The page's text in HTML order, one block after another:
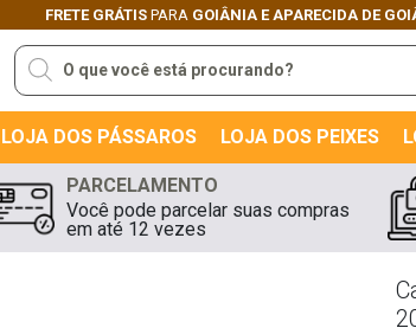
FRETE GRÁTIS PARA GOIÂNIA E APARECIDA DE
Pesquisar
produtos
LOJA DOS PÁSSAROS LOJA DOS PEIXES
PARCELAMENTO
Você pode parcelar suas compras
em até 12 vezes